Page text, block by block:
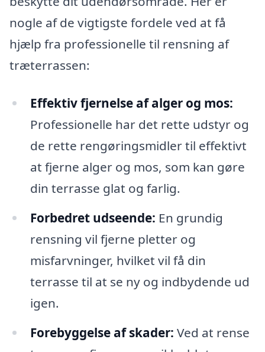
nogle af de vigtigste fordele ved at få
hjælp fra professionelle til rensning af
træterrassen:
Effektiv fjernelse af alger og mos:
Professionelle har det rette udstyr og
de rette rengøringsmidler til effektivt
at fjerne alger og mos, som kan gøre
din terrasse glat og farlig.
Forbedret udseende: En grundig
rensning vil fjerne pletter og
misfarvninger, hvilket vil få din
terrasse til at se ny og indbydende ud
igen.
Forebyggelse af skader: Ved at rense